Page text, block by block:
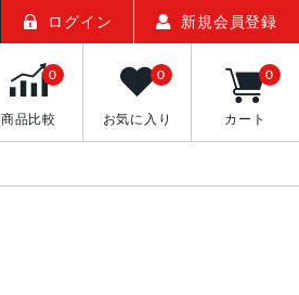
ログイン 新規会員登録
商品比較
0
お気に入り
0
カート
0